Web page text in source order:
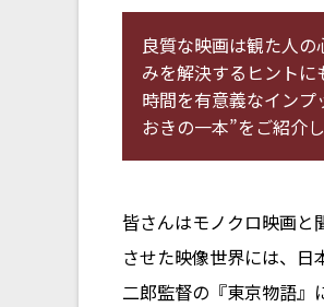
良質な映画は観た人
みを解決するヒント
時間を有意義なイン
おきの一本”をご紹介し
皆さんはモノクロ映画と
させた映像世界には、
二郎監督の『東京物語』